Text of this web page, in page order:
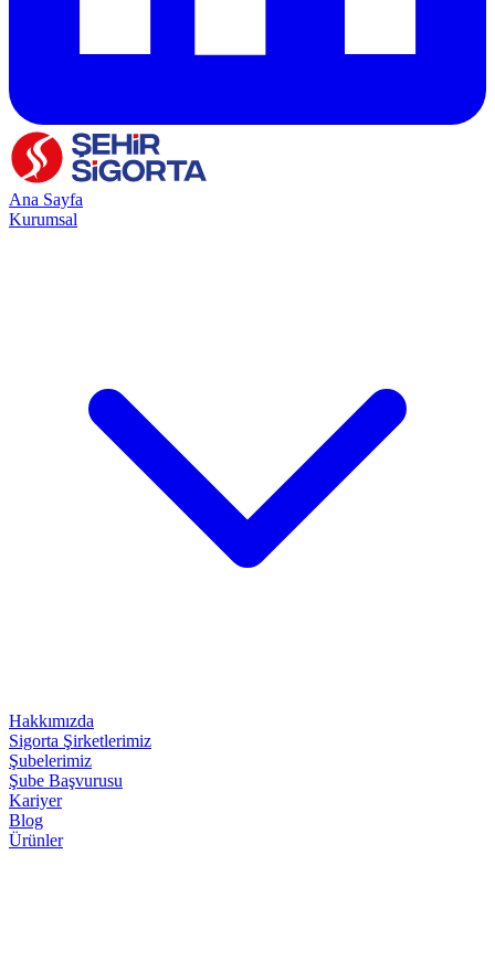
Ana Sayfa
Kurumsal
Hakkımızda
Sigorta Şirketlerimiz
Şubelerimiz
Şube Başvurusu
Kariyer
Blog
Ürünler